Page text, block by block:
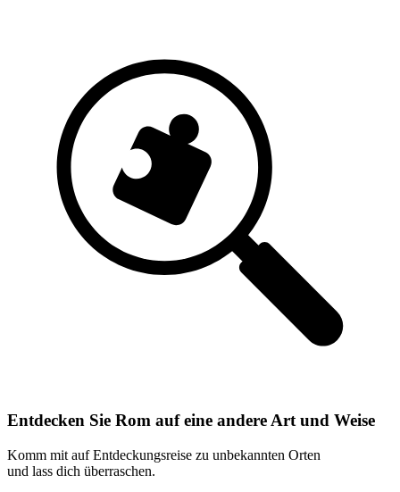
Entdecken Sie Rom auf eine andere Art und Weise
Komm mit auf Entdeckungsreise zu unbekannten Orten
und lass dich überraschen.